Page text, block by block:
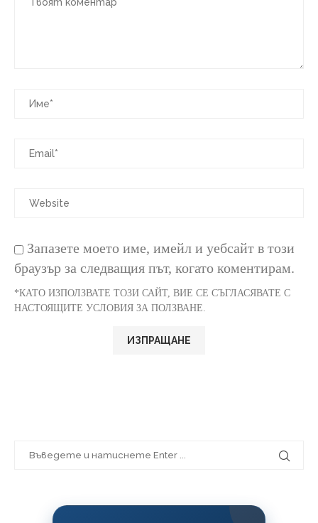
Запазете моето име, имейл и уебсайт в този
браузър за следващия път, когато коментирам.
*КАТО ИЗПОЛЗВАТЕ ТОЗИ САЙТ, ВИЕ СЕ СЪГЛАСЯВАТЕ С
НАСТОЯЩИТЕ УСЛОВИЯ ЗА ПОЛЗВАНЕ.